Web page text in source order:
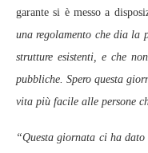
garante si è messo a
una regolamento che dia la
strutture esistenti, e che
pubbliche. Spero questa
vita più facile alle persone
“Questa giornata ci ha dato